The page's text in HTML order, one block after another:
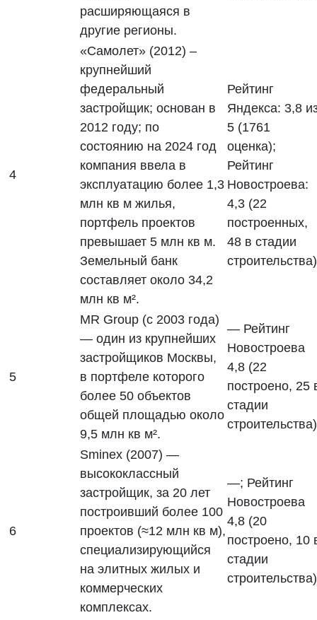
расширяющаяся в
другие регионы.
4
«Самолет» (2012) –
крупнейший
федеральный
застройщик; основан в
2012 году; по
состоянию на 2024 год
компания ввела в
эксплуатацию более 1,3
млн кв м жилья,
портфель проектов
превышает 5 млн кв м.
Земельный банк
составляет около 34,2
млн кв м².
Рейтинг
Яндекса: 3,8
5 (1761
оценка);
Рейтинг
Новостроева:
4,3 (22
построенных,
48 в стадии
5
MR Group (с 2003 года)
— один из крупнейших
застройщиков Москвы,
в портфеле которого
более 50 объектов
общей площадью около
9,5 млн кв м².
— Рейтинг
Новостроева
4,8 (22
построено, 25
стадии
6
Sminex (2007) —
высококлассный
застройщик, за 20 лет
построивший более 100
проектов (≈12 млн кв м),
специализирующийся
на элитных жилых и
коммерческих
комплексах.
—; Рейтинг
Новостроева
4,8 (20
построено, 10
стадии